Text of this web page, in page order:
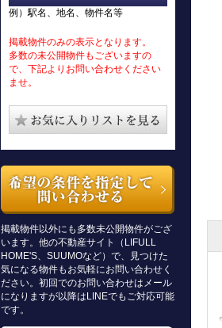
例）駅名、地名、物件名等
掲載物件のみの表示となります。
多数の未公開物件もございますの
で、下記よりお問い合わせください
ませ。
掲載物件以外にも多数未公開物件がござ
います。他の不動産サイト（LIFULL
HOME'S、SUUMOなど）で、見つけた
気になる物件もお気軽にお問い合わせく
ださい。初回でのお問い合わせはメール
になりますが以降はLINEでもご対応可能
です。